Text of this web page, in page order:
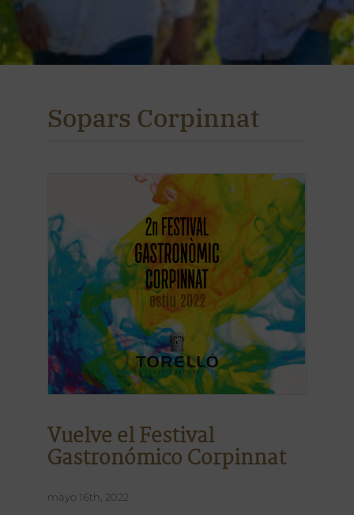
Sopars Corpinnat
Vuelve el Festival
Gastronómico Corpinnat
mayo 16th, 2022